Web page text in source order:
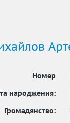
Номер
народження:
Громадянство: